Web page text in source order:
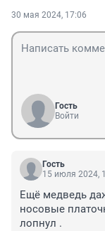
30 мая 2024, 17:06
Гость
Войти
Гость
15 июля 2024,
Ещё медведь
носовые
лопнул .